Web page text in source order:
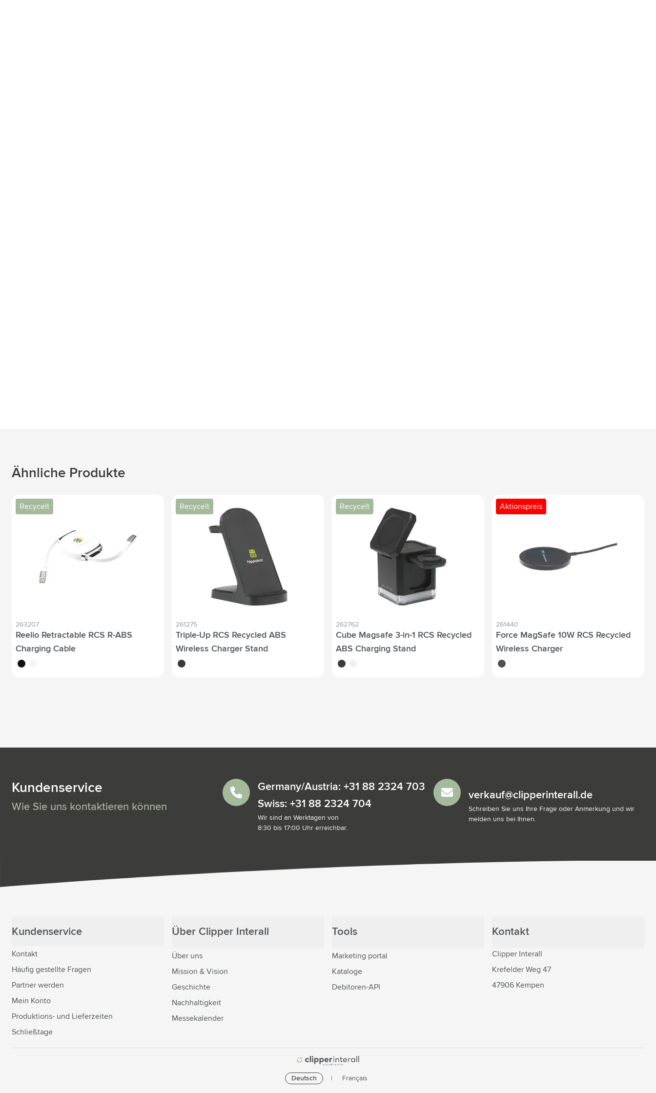
Ähnliche Produkte
Recycelt
263207
Reelio Retractable RCS R-ABS
Charging Cable
noir
Recycelt
261275
Triple-Up RCS Recycled ABS
Wireless Charger Stand
noir
Recycelt
262762
Cube Magsafe 3-in-1 RCS Recycled
ABS Charging Stand
noir
Aktionspreis
261440
Force MagSafe 10W RCS Recycled
Wireless Charger
noir
Kundenservice
Wie Sie uns kontaktieren können
Germany/Austria: +31 88 2324 703
Swiss: +31 88 2324 704
Wir sind an Werktagen von
8:30 bis 17:00 Uhr erreichbar.
verkauf@clipperinterall.de
Schreiben Sie uns Ihre Frage oder Anmerkung und wir
melden uns bei Ihnen.
Kundenservice
Kontakt
Häufig gestellte Fragen
Partner werden
Mein Konto
Produktions- und Lieferzeiten
Schließtage
Über Clipper Interall
Über uns
Mission & Vision
Geschichte
Nachhaltigkeit
Messekalender
Tools
Marketing portal
Kataloge
Debitoren-API
Kontakt
Clipper Interall
Krefelder Weg 47
47906 Kempen
Deutsch Français